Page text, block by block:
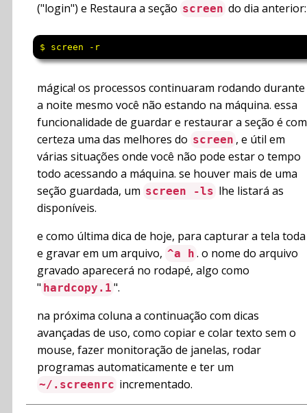
("login") e Restaura a seção screen do dia anterior:
$ screen -r
mágica! os processos continuaram rodando durante
a noite mesmo você não estando na máquina. essa
funcionalidade de guardar e restaurar a seção é com
certeza uma das melhores do screen , e útil em
várias situações onde você não pode estar o tempo
todo acessando a máquina. se houver mais de uma
seção guardada, um screen -ls lhe listará as
disponíveis.
e como última dica de hoje, para capturar a tela toda
e gravar em um arquivo, ^a h . o nome do arquivo
gravado aparecerá no rodapé, algo como
" hardcopy.1 ".
na próxima coluna a continuação com dicas
avançadas de uso, como copiar e colar texto sem o
mouse, fazer monitoração de janelas, rodar
programas automaticamente e ter um
~/.screenrc incrementado.